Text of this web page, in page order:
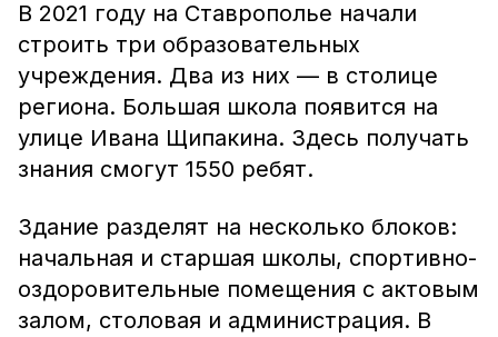
В 2021 году на Ставрополье начали
строить три образовательных
учреждения. Два из них — в столице
региона. Большая школа появится на
улице Ивана Щипакина. Здесь получать
знания смогут 1550 ребят.
Здание разделят на несколько блоков:
начальная и старшая школы, спортивно-
оздоровительные помещения с актовым
залом, столовая и администрация. В